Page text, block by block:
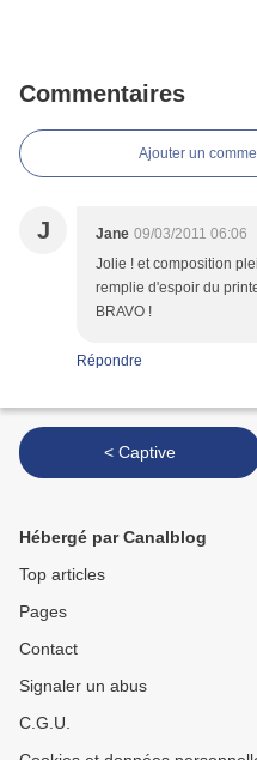
Commentaires
Ajouter un
J Jane 09/03/2011 06:06
Jolie ! et composition
remplie d'espoir du
BRAVO !
Répondre
< Captive
Hébergé par Canalblog
Top articles
Pages
Contact
Signaler un abus
C.G.U.